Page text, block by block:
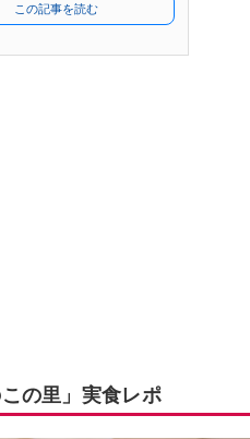
この記事を読む
の里」実食レポ